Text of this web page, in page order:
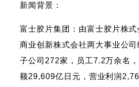
新闻背景：
富士胶片集团：由富士胶片株
商业创新株式会社两大事业公
子公司272家，员工7.2万余名
额29,609亿日元，营业利润